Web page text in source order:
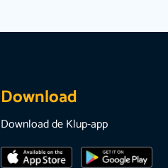
Download
Download de Klup-app